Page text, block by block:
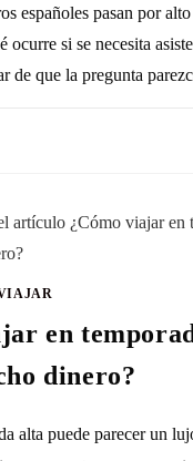
españoles pasan por
ocurre si se necesita
de que la pregunta
en
dinero?
alta puede parecer un